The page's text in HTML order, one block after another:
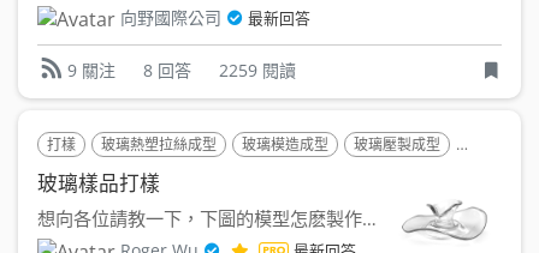
向野國際公司 最新回答
9 關注 8 回答 2259 閱讀
打樣 玻璃熱塑拉絲成型 玻璃模造成型 玻璃壓製成型 玻璃
玻璃樣品打樣
想向各位請教一下，下圖的模型怎麽製作會比較好呢？ 目前已...